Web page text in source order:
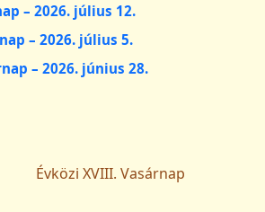
– 2026. július 12.
– 2026. július 5.
– 2026. június 28.
Évközi XVIII. Vasárnap